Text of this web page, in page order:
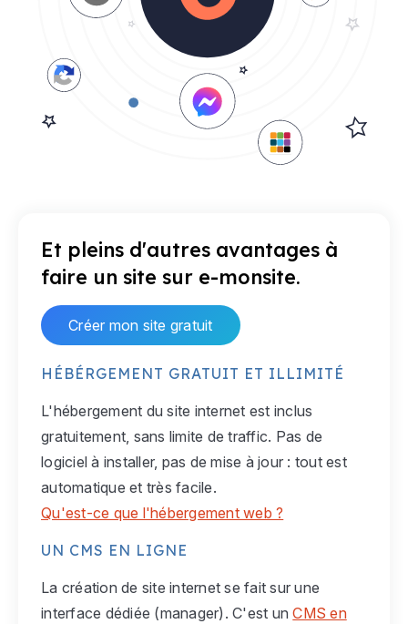
Et pleins d'autres avantages à
faire un site sur e-monsite.
Créer mon site gratuit
HÉBÉRGEMENT GRATUIT ET ILLIMITÉ
L'hébergement du site internet est inclus
gratuitement, sans limite de traffic. Pas de
logiciel à installer, pas de mise à jour : tout est
automatique et très facile.
Qu'est-ce que l'hébergement web ?
UN CMS EN LIGNE
La création de site internet se fait sur une
interface dédiée (manager). C'est unCMS en